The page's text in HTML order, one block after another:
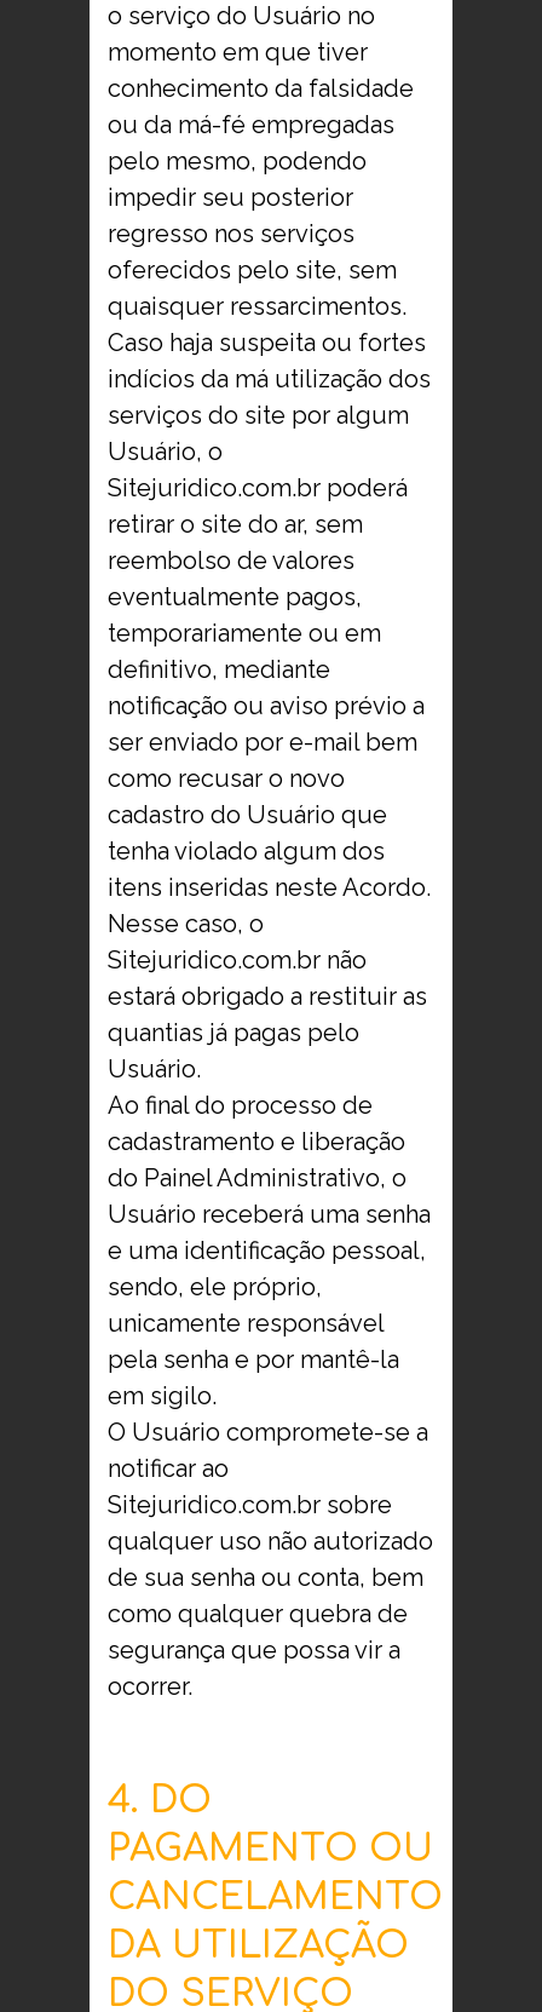
o serviço do Usuário no
momento em que tiver
conhecimento da falsidade
ou da má-fé empregadas
pelo mesmo, podendo
impedir seu posterior
regresso nos serviços
oferecidos pelo site, sem
quaisquer ressarcimentos.
Caso haja suspeita ou fortes
indícios da má utilização dos
serviços do site por algum
Usuário, o
Sitejuridico.com.br poderá
retirar o site do ar, sem
reembolso de valores
eventualmente pagos,
temporariamente ou em
definitivo, mediante
notificação ou aviso prévio a
ser enviado por e-mail bem
como recusar o novo
cadastro do Usuário que
tenha violado algum dos
itens inseridas neste Acordo.
Nesse caso, o
Sitejuridico.com.br não
estará obrigado a restituir as
quantias já pagas pelo
Usuário.
Ao final do processo de
cadastramento e liberação
do Painel Administrativo, o
Usuário receberá uma senha
e uma identificação pessoal,
sendo, ele próprio,
unicamente responsável
pela senha e por mantê-la
em sigilo.
O Usuário compromete-se a
notificar ao
Sitejuridico.com.br sobre
qualquer uso não autorizado
de sua senha ou conta, bem
como qualquer quebra de
segurança que possa vir a
ocorrer.
4. DO
PAGAMENTO OU
CANCELAMENTO
DA UTILIZAÇÃO
DO SERVIÇO